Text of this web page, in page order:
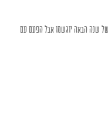
שנה הבאה יוגשמו אבל הפעם עם